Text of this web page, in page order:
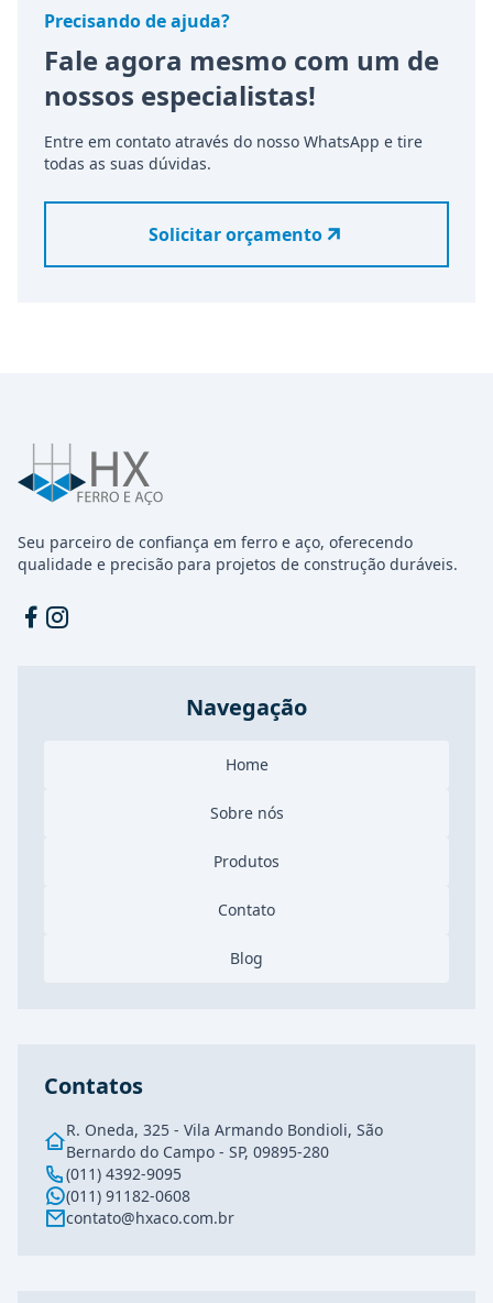
Precisando de ajuda?
Fale agora mesmo com um de
nossos especialistas!
Entre em contato através do nosso WhatsApp e tire
todas as suas dúvidas.
Solicitar orçamento
Seu parceiro de confiança em ferro e aço, oferecendo
qualidade e precisão para projetos de construção duráveis.
Facebook
Navegação
Home
Sobre nós
Produtos
Contato
Blog
Contatos
R. Oneda, 325 - Vila Armando Bondioli, São
Bernardo do Campo - SP, 09895-280
(011) 4392-9095
(011) 91182-0608
contato@hxaco.com.br